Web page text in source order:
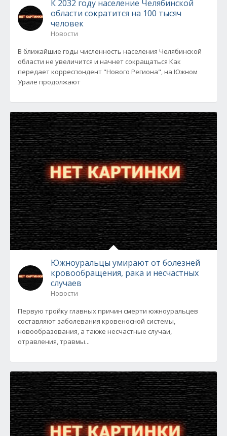
К 2032 году население Челябинской
области сократится на 100 тысяч
человек
Новости
В ближайшие годы численность населения Челябинской
области не увеличится и начнет сокращаться Как
передает корреспондент "Нового Региона", на Южном
Урале продолжают
Южноуральцы умирают от болезней
кровообращения, рака и несчастных
случаев
Новости
Первую тройку главных причин смерти южноуральцев
составляют заболевания кровеносной системы,
новообразования, а также несчастные случаи,
отравления, травмы...